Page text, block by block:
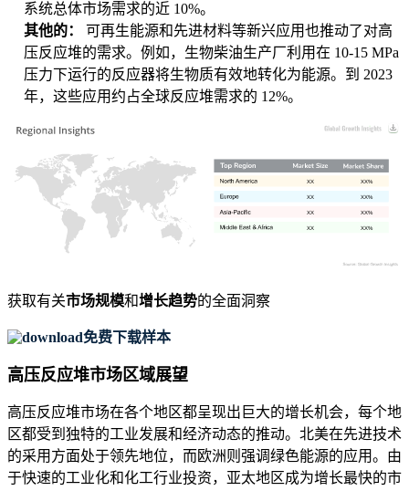
系统总体市场需求的近 10%。
其他的： 可再生能源和先进材料等新兴应用也推动了对高
压反应堆的需求。例如，生物柴油生产厂利用在 10-15 MPa
压力下运行的反应器将生物质有效地转化为能源。到 2023
年，这些应用约占全球反应堆需求的 12%。
XX%
XX
XX%
XX
XX%
XX
XX%
XX
获取有关市场规模和增长趋势的全面洞察
免费下载样本
高压反应堆市场区域展望
高压反应堆市场在各个地区都呈现出巨大的增长机会，每个地
区都受到独特的工业发展和经济动态的推动。北美在先进技术
的采用方面处于领先地位，而欧洲则强调绿色能源的应用。由
于快速的工业化和化工行业投资，亚太地区成为增长最快的市